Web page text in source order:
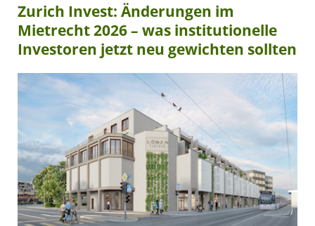
Zurich Invest: Änderungen im
Mietrecht 2026 – was institutionelle
Investoren jetzt neu gewichten sollten